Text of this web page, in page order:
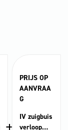
PRIJS OP
AANVRAA
G
IV zuigbuis
verloop